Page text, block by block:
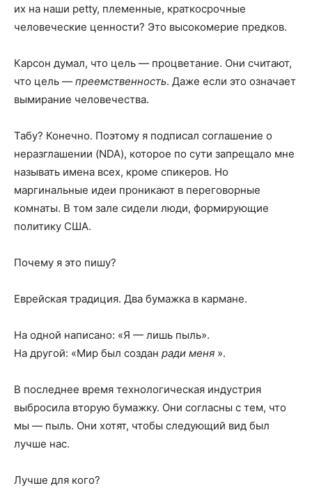
их на наши petty, племенные, краткосрочные
человеческие ценности? Это высокомерие предков.
Карсон думал, что цель — процветание. Они считают,
что цель — преемственность. Даже если это означает
вымирание человечества.
Табу? Конечно. Поэтому я подписал соглашение о
неразглашении (NDA), которое по сути запрещало мне
называть имена всех, кроме спикеров. Но
маргинальные идеи проникают в переговорные
комнаты. В том зале сидели люди, формирующие
политику США.
Почему я это пишу?
Еврейская традиция. Два бумажка в кармане.
На одной написано: «Я — лишь пыль».
На другой: «Мир был создан ради меня ».
В последнее время технологическая индустрия
выбросила вторую бумажку. Они согласны с тем, что
мы — пыль. Они хотят, чтобы следующий вид был
лучше нас.
Лучше для кого?